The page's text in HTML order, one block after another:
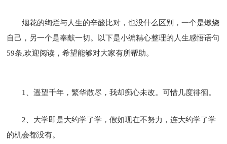
烟花的绚烂与人生的辛酸比对，也没什么区别，一个是燃烧
自己，另一个是奉献一切。以下是小编精心整理的人生感悟语句
59条,欢迎阅读，希望能够对大家有所帮助。
1、遥望千年，繁华散尽，我却痴心未改。可惜几度徘徊。
2、大学即是大约学了学，假如现在不努力，连大约学了学
的机会都没有。